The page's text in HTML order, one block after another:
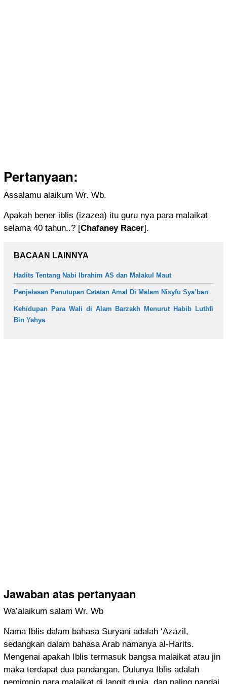
Pertanyaan:
Assalamu alaikum Wr. Wb.
Apakah bener iblis (izazea) itu guru nya para malaikat
selama 40 tahun..? [Chafaney Racer].
BACAAN LAINNYA
Hadits Tentang Nabi Ibrahim AS dan Malakul Maut
Penjelasan Penutupan Catatan Amal Di Malam Nisyfu Sya’ban
Kehidupan Para Wali di Alam Barzakh Menurut Habib Luthfi
Bin Yahya
Jawaban atas pertanyaan
Wa’alaikum salam Wr. Wb
Nama Iblis dalam bahasa Suryani adalah ‘Azazil,
sedangkan dalam bahasa Arab namanya al-Harits.
Mengenai apakah Iblis termasuk bangsa malaikat atau jin
maka terdapat dua pandangan. Dulunya Iblis adalah
pemimpin para malaikat di langit dunia, dan paling pandai.